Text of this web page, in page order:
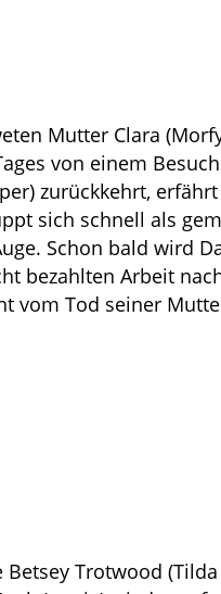
Mutter Clara
von einem
zurückkehrt,
sich schnell als
Schon bald wird
bezahlten Arbeit
vom Tod seiner
Trotwood